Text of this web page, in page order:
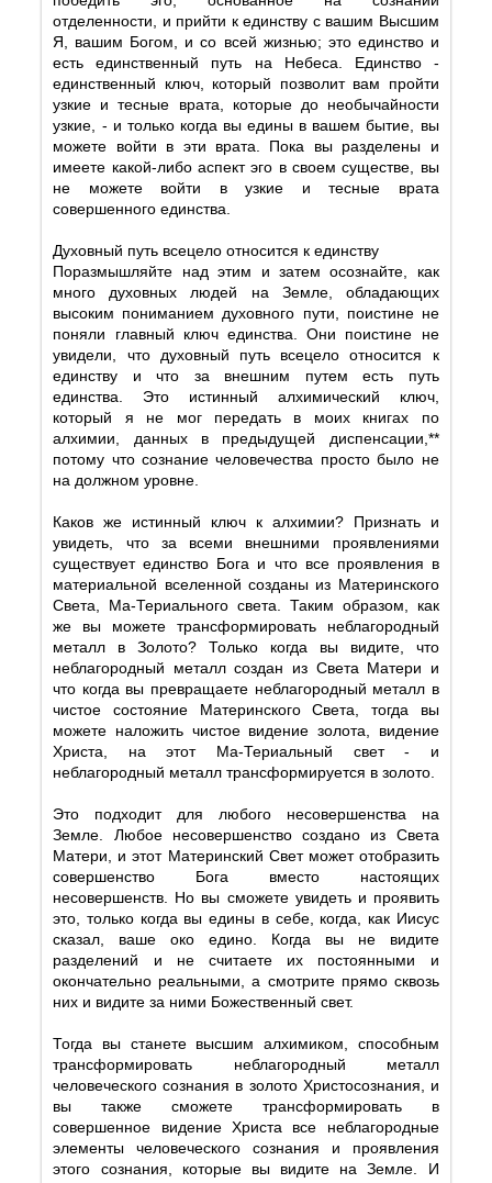
отделенности, и прийти к единству с вашим Высшим
Я, вашим Богом, и со всей жизнью; это единство и
есть единственный путь на Небеса. Единство -
единственный ключ, который позволит вам пройти
узкие и тесные врата, которые до необычайности
узкие, - и только когда вы едины в вашем бытие, вы
можете войти в эти врата. Пока вы разделены и
имеете какой-либо аспект эго в своем существе, вы
не можете войти в узкие и тесные врата
совершенного единства.
Духовный путь всецело относится к единству
Поразмышляйте над этим и затем осознайте, как
много духовных людей на Земле, обладающих
высоким пониманием духовного пути, поистине не
поняли главный ключ единства. Они поистине не
увидели, что духовный путь всецело относится к
единству и что за внешним путем есть путь
единства. Это истинный алхимический ключ,
который я не мог передать в моих книгах по
алхимии, данных в предыдущей диспенсации,**
потому что сознание человечества просто было не
на должном уровне.
Каков же истинный ключ к алхимии? Признать и
увидеть, что за всеми внешними проявлениями
существует единство Бога и что все проявления в
материальной вселенной созданы из Материнского
Света, Ма-Териального света. Таким образом, как
же вы можете трансформировать неблагородный
металл в Золото? Только когда вы видите, что
неблагородный металл создан из Света Матери и
что когда вы превращаете неблагородный металл в
чистое состояние Материнского Света, тогда вы
можете наложить чистое видение золота, видение
Христа, на этот Ма-Териальный свет - и
неблагородный металл трансформируется в золото.
Это подходит для любого несовершенства на
Земле. Любое несовершенство создано из Света
Матери, и этот Материнский Свет может отобразить
совершенство Бога вместо настоящих
несовершенств. Но вы сможете увидеть и проявить
это, только когда вы едины в себе, когда, как Иисус
сказал, ваше око едино. Когда вы не видите
разделений и не считаете их постоянными и
окончательно реальными, а смотрите прямо сквозь
них и видите за ними Божественный свет.
Тогда вы станете высшим алхимиком, способным
трансформировать неблагородный металл
человеческого сознания в золото Христосознания, и
вы также сможете трансформировать в
совершенное видение Христа все неблагородные
элементы человеческого сознания и проявления
этого сознания, которые вы видите на Земле. И